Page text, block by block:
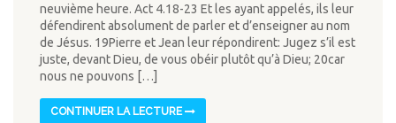
neuvième heure. Act 4.18-23 Et les ayant appelés, ils leur
défendirent absolument de parler et d’enseigner au nom
de Jésus. 19Pierre et Jean leur répondirent: Jugez s’il est
juste, devant Dieu, de vous obéir plutôt qu’à Dieu; 20car
nous ne pouvons […]
CONTINUER LA LECTURE